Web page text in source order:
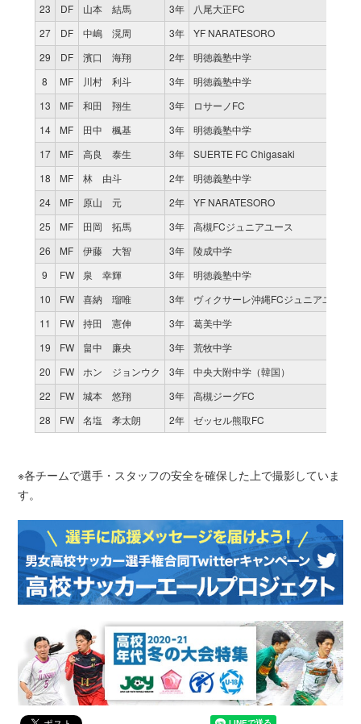
23
DF 山本 結馬 3年 八尾大正FC
27
DF 中嶋 滉周 3年 YF NARATESORO
29
DF 濱口 海翔 2年 明徳義塾中学
8
MF 川村 利斗 3年 明徳義塾中学
13
MF 和田 翔生 3年 ロサーノFC
14
MF 田中 楓基 3年 明徳義塾中学
17
MF 高良 泰生 3年 SUERTE FC Chigasaki
18
MF 林 由斗 2年 明徳義塾中学
24
MF 原山 元 2年 YF NARATESORO
25
MF 田岡 拓馬 3年 高槻FCジュニアユース
26
MF 伊藤 大智 3年 陵成中学
9
FW 泉 幸輝 3年 明徳義塾中学
10
FW 喜納 瑠唯 3年 ヴィクサーレ沖縄FCジュニアユース
11
FW 持田 憲伸 3年 葛美中学
19
FW 畠中 廉央 3年 荒牧中学
20
FW ホン ジョンウク 3年 中央大附中学（韓国）
22
FW 城本 悠翔 3年 高槻ジーグFC
28
FW 名塩 孝太朗 2年 ゼッセル熊取FC
※各チームで選手・スタッフの安全を確保した上で撮影していま
す。